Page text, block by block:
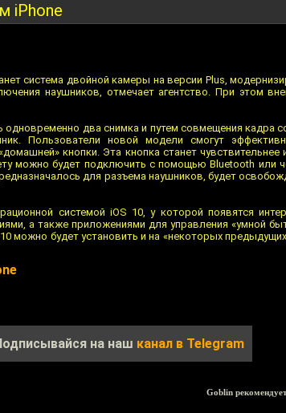
iPhone
система двойной камеры на версии Plus,
наушников, отмечает агентство. При этом
два снимка и путем совмещения кадра
Пользователи новой модели смогут
кнопки. Эта кнопка станет чувствительнее
можно будет подключить с помощью Bluetooth или
для разъема наушников, будет
системой iOS 10, у которой появятся
а также приложениями для управления «умной
можно будет установить и на «некоторых
на наш канал в Telegram
Goblin рекомендует